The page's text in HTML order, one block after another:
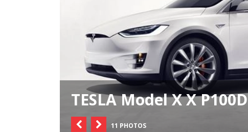
TESLA Model X X P100D
11 PHOTOS